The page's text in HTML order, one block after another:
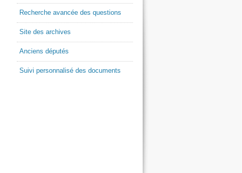
Recherche avancée des questions
Site des archives
Anciens députés
Suivi personnalisé des documents